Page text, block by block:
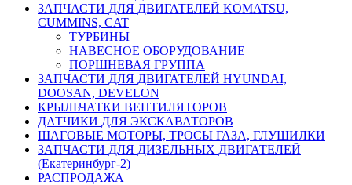
ЗАПЧАСТИ ДЛЯ ДВИГАТЕЛЕЙ KOMATSU,
CUMMINS, CAT
ТУРБИНЫ
НАВЕСНОЕ ОБОРУДОВАНИЕ
ПОРШНЕВАЯ ГРУППА
ЗАПЧАСТИ ДЛЯ ДВИГАТЕЛЕЙ HYUNDAI,
DOOSAN, DEVELON
КРЫЛЬЧАТКИ ВЕНТИЛЯТОРОВ
ДАТЧИКИ ДЛЯ ЭКСКАВАТОРОВ
ШАГОВЫЕ МОТОРЫ, ТРОСЫ ГАЗА, ГЛУШИЛКИ
ЗАПЧАСТИ ДЛЯ ДИЗЕЛЬНЫХ ДВИГАТЕЛЕЙ
(Екатеринбург-2)
РАСПРОДАЖА